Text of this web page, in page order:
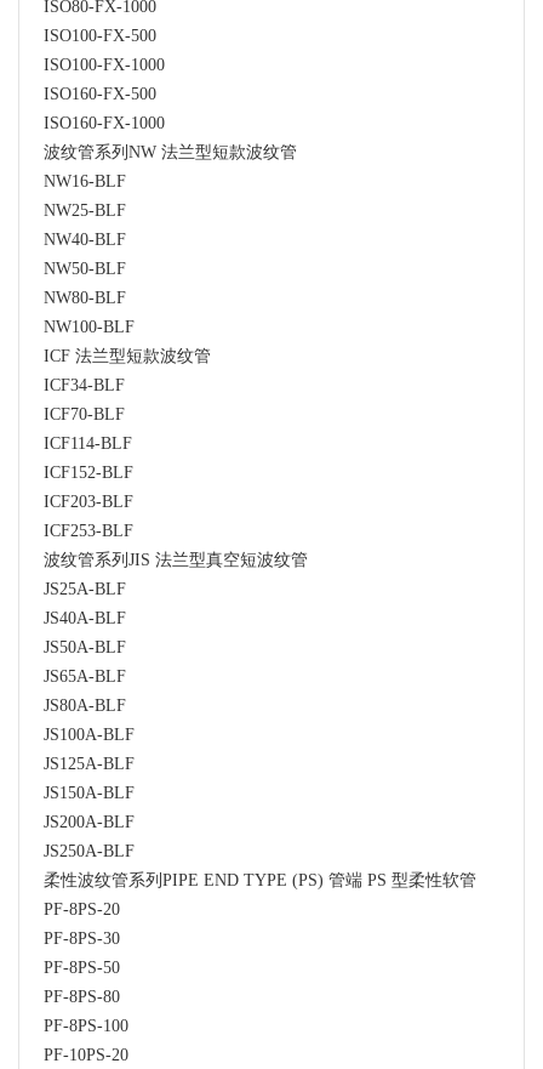
ISO80-FX-1000
ISO100-FX-500
ISO100-FX-1000
ISO160-FX-500
ISO160-FX-1000
波纹管系列NW 法兰型短款波纹管
NW16-BLF
NW25-BLF
NW40-BLF
NW50-BLF
NW80-BLF
NW100-BLF
ICF 法兰型短款波纹管
ICF34-BLF
ICF70-BLF
ICF114-BLF
ICF152-BLF
ICF203-BLF
ICF253-BLF
波纹管系列JIS 法兰型真空短波纹管
JS25A-BLF
JS40A-BLF
JS50A-BLF
JS65A-BLF
JS80A-BLF
JS100A-BLF
JS125A-BLF
JS150A-BLF
JS200A-BLF
JS250A-BLF
柔性波纹管系列PIPE END TYPE (PS) 管端 PS 型柔性软管
PF-8PS-20
PF-8PS-30
PF-8PS-50
PF-8PS-80
PF-8PS-100
PF-10PS-20